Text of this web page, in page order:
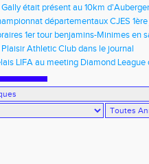
Gally était présent au 10km
départementaux CJES
1er tour benjamins-Minimes en
Plaisir Athletic Club dans le journal
LIFA au meeting Diamond League